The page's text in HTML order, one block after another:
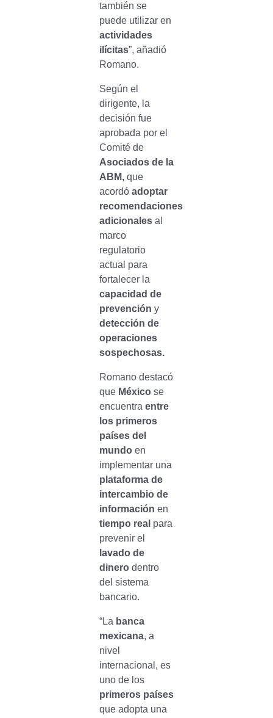
también se
puede utilizar en
actividades
ilícitas”, añadió
Romano.
Según el
dirigente, la
decisión fue
aprobada por el
Comité de
Asociados de la
ABM,que
acordó adoptar
recomendaciones
adicionalesal
marco
regulatorio
actual para
fortalecer la
capacidad de
prevención y
detección de
operaciones
sospechosas.
Romano destacó
que México se
encuentra entre
los primeros
países del
mundoen
implementar una
plataforma de
intercambio de
información en
tiempo real para
prevenir el
lavado de
dinerodentro
del sistema
bancario.
“La banca
mexicana, a
nivel
internacional, es
uno de los
primeros países
que adopta una